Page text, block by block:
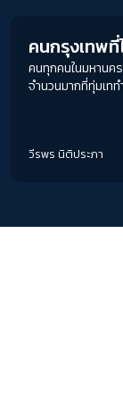
คนกรุงเทพ
คนทุกคนในมหานค
จำนวนมากที่ทุ่มเท
วีรพร นิติประภา
ค